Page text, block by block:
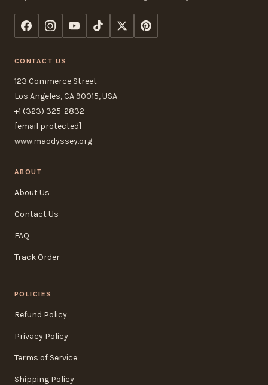
CONTACT US
123 Commerce Street
Los Angeles, CA 90015, USA
+1 (323) 325-2832
[email protected]
www.maodyssey.org
ABOUT
About Us
Contact Us
FAQ
Track Order
POLICIES
Refund Policy
Privacy Policy
Terms of Service
Shipping Policy